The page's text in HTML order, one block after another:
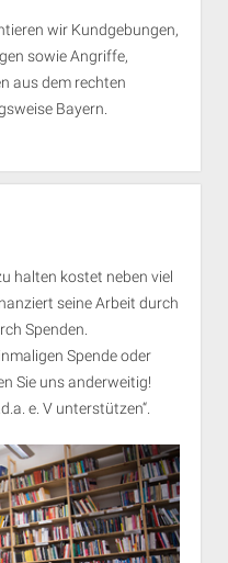
wir Kundgebungen,
sowie Angriffe,
aus dem rechten
Bayern.
halten kostet neben viel
seine Arbeit durch
Spenden.
Spende oder
Sie uns anderweitig!
e. V unterstützen“.